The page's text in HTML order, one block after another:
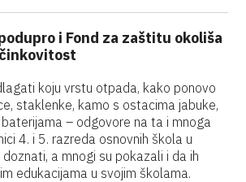
i Fond za zaštitu okoliša
koju vrstu otpada, kako ponovo
staklenke, kamo s ostacima jabuke,
– odgovore na ta i mnoga
4. i 5. razreda osnovnih škola u
a mnogi su pokazali i da ih
edukacijama u svojim školama.